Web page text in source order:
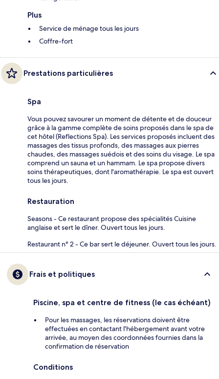
Plus
Service de ménage tous les jours
Coffre-fort
Prestations particulières
Spa
Vous pouvez savourer un moment de détente et de douceur
grâce à la gamme complète de soins proposés dans le spa de
cet hôtel (Reflections Spa). Les services proposés incluent des
massages des tissus profonds, des massages aux pierres
chaudes, des massages suédois et des soins du visage. Le spa
comprend un sauna et un hammam. Le spa propose divers
soins thérapeutiques, dont l'aromathérapie. Le spa est ouvert
tous les jours.
Restauration
Seasons - Ce restaurant propose des spécialités Cuisine
anglaise et sert le dîner. Ouvert tous les jours.
Restaurant n° 2 - Ce bar sert le déjeuner. Ouvert tous les jours.
Frais et politiques
Piscine, spa et centre de fitness (le cas échéant)
Pour les massages, les réservations doivent être
effectuées en contactant l'hébergement avant votre
arrivée, au moyen des coordonnées fournies dans la
confirmation de réservation
Conditions